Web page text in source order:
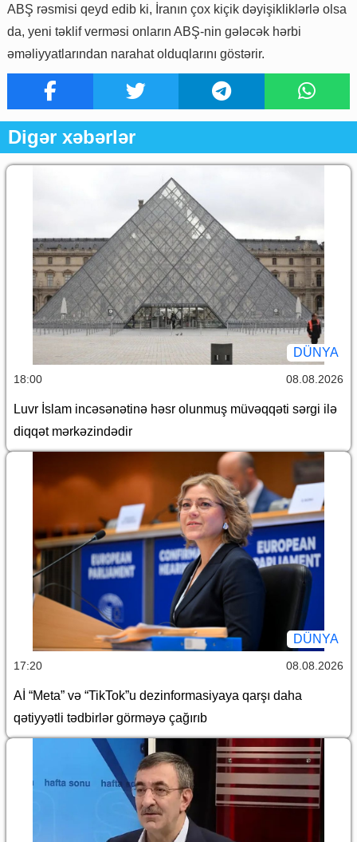
ABŞ rəsmisi qeyd edib ki, İranın çox kiçik dəyişikliklərlə olsa
da, yeni təklif verməsi onların ABŞ-nin gələcək hərbi
əməliyyatlarından narahat olduqlarını göstərir.
Digər xəbərlər
DÜNYA
18:00 08.08.2026
Luvr İslam incəsənətinə həsr olunmuş müvəqqəti sərgi ilə
diqqət mərkəzindədir
DÜNYA
17:20 08.08.2026
Aİ “Meta” və “TikTok”u dezinformasiyaya qarşı daha
qətiyyətli tədbirlər görməyə çağırıb